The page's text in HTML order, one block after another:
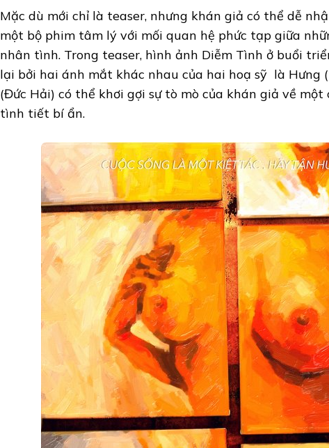
Mặc dù mới chỉ là teaser, nhưng khán giả có thể dễ
một bộ phim tâm lý với mối quan hệ phức tạp giữa
nhân tình. Trong teaser, hình ảnh Diễm Tình ở buổi
lại bởi hai ánh mắt khác nhau của hai hoạ sỹ là Hưng
(Đức Hải) có thể khơi gợi sự tò mò của khán giả về một
tình tiết bí ẩn.